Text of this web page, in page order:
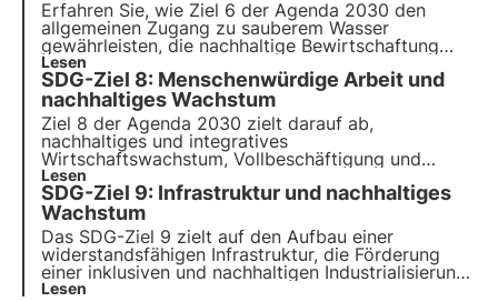
Erfahren Sie, wie Ziel 6 der Agenda 2030 den
allgemeinen Zugang zu sauberem Wasser
gewährleisten, die nachhaltige Bewirtschaftung
von Wasserressourcen und sanitären Einrichtungen
verbessern und Wasserökosysteme schützen soll.
Lesen
SDG-Ziel 8: Menschenwürdige Arbeit und
nachhaltiges Wachstum
Ziel 8 der Agenda 2030 zielt darauf ab,
nachhaltiges und integratives
Wirtschaftswachstum, Vollbeschäftigung und
menschenwürdige Arbeit für alle zu fördern. In
diesem Artikel werden wir die Ziele und
Herausforderungen von Ziel 8, aber auch soziale
Initiativen zur Förderung menschenwürdiger Arbeit
Lesen
SDG-Ziel 9: Infrastruktur und nachhaltiges
Wachstum
Das SDG-Ziel 9 zielt auf den Aufbau einer
widerstandsfähigen Infrastruktur, die Förderung
einer inklusiven und nachhaltigen Industrialisierung
und Innovation für wirtschaftliches Wachstum.
Lesen